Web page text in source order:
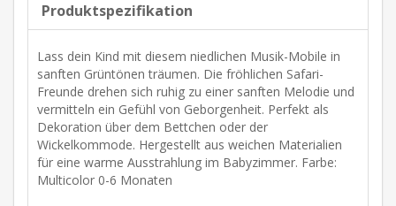
Produktspezifikation
Lass dein Kind mit diesem niedlichen Musik-Mobile in
sanften Grüntönen träumen. Die fröhlichen Safari-
Freunde drehen sich ruhig zu einer sanften Melodie und
vermitteln ein Gefühl von Geborgenheit. Perfekt als
Dekoration über dem Bettchen oder der
Wickelkommode. Hergestellt aus weichen Materialien
für eine warme Ausstrahlung im Babyzimmer. Farbe:
Multicolor 0-6 Monaten